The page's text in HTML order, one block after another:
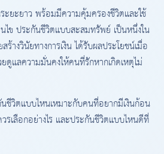
ะยะยาว พร้อมมีความคุ้มครองชีวิตและใช้
ไข ประกันชีวิตแบบสะสมทรัพย์ เป็นหนึ่งใน
ร้างวินัยทางการเงิน ได้รับผลประโยชน์เมื่อ
แลความมั่นคงให้คนที่รักหากเกิดเหตุไม่
ชีวิตแบบไหนเหมาะกับคนที่อยากมีเงินก้อน
เลือกอย่างไร และประกันชีวิตแบบไหนดีที่